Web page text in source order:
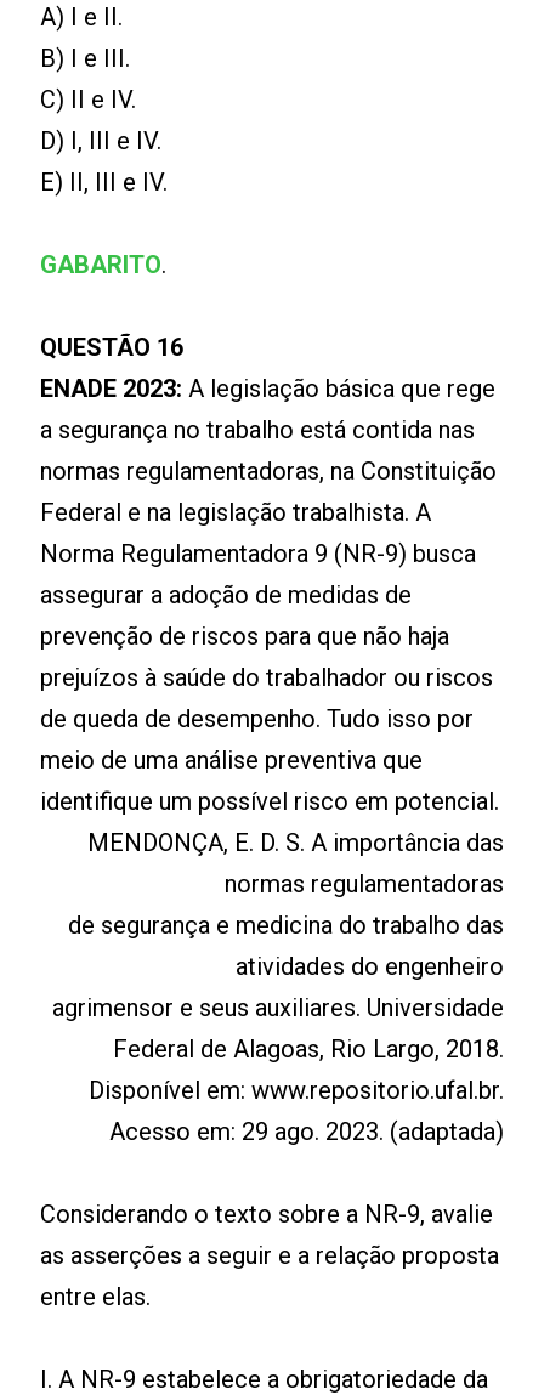
A) I e II.
B) I e III.
C) II e IV.
D) I, III e IV.
E) II, III e IV.
GABARITO.
QUESTÃO 16
ENADE 2023: A legislação básica que rege
a segurança no trabalho está contida nas
normas regulamentadoras, na Constituição
Federal e na legislação trabalhista. A
Norma Regulamentadora 9 (NR-9) busca
assegurar a adoção de medidas de
prevenção de riscos para que não haja
prejuízos à saúde do trabalhador ou riscos
de queda de desempenho. Tudo isso por
meio de uma análise preventiva que
identifique um possível risco em potencial.
MENDONÇA, E. D. S. A importância das
normas regulamentadoras
de segurança e medicina do trabalho das
atividades do engenheiro
agrimensor e seus auxiliares. Universidade
Federal de Alagoas, Rio Largo, 2018.
Disponível em: www.repositorio.ufal.br.
Acesso em: 29 ago. 2023. (adaptada)
Considerando o texto sobre a NR-9, avalie
as asserções a seguir e a relação proposta
entre elas.
I. A NR-9 estabelece a obrigatoriedade da